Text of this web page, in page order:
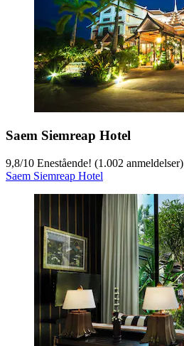
Saem Siemreap Hotel
9,8/10 Enestående! (1.002 anmeldelser)
Saem Siemreap Hotel